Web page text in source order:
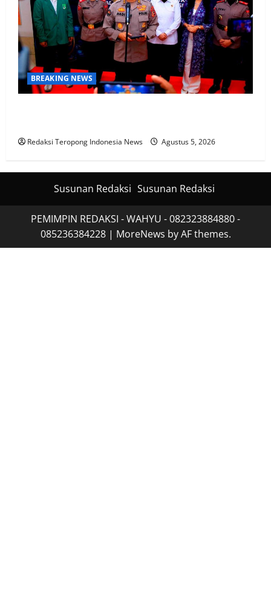
BREAKING NEWS
Redaksi Teropong Indonesia News Agustus 5, 2026
Susunan Redaksi Susunan Redaksi
PEMIMPIN REDAKSI - WAHYU - 082323884880 -
085236384228 | MoreNews by AF themes.